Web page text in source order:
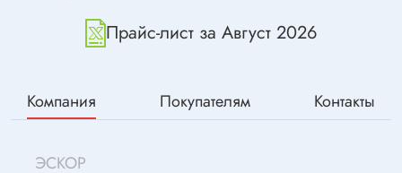
Прайс-лист за Август 2026
Компания Покупателям Контакты
ЭСКОР